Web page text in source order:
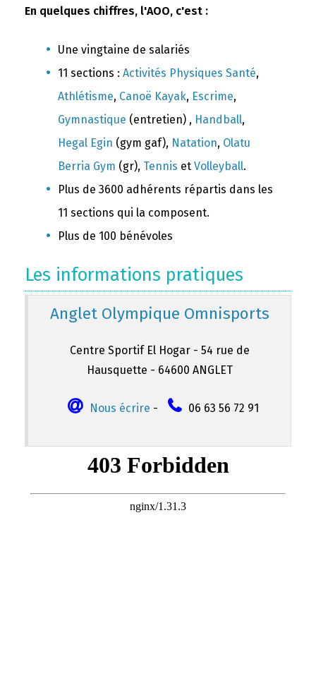
En quelques chiffres, l'AOO, c'est :
Une vingtaine de salariés
11 sections : Activités Physiques Santé,
Athlétisme, Canoë Kayak, Escrime,
Gymnastique (entretien) , Handball,
Hegal Egin (gym gaf), Natation, Olatu
Berria Gym (gr), Tennis et Volleyball.
Plus de 3600 adhérents répartis dans les
11 sections qui la composent.
Plus de 100 bénévoles
Les informations pratiques
Anglet Olympique Omnisports
Centre Sportif El Hogar - 54 rue de
Hausquette - 64600 ANGLET
Nous écrire - 06 63 56 72 91